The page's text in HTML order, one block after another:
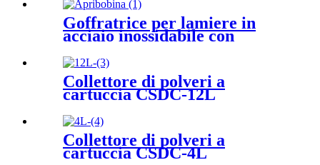
Goffratrice per lamiere in
acciaio inossidabile con
Collettore di polveri a
cartuccia CSDC-12L
Collettore di polveri a
cartuccia CSDC-4L